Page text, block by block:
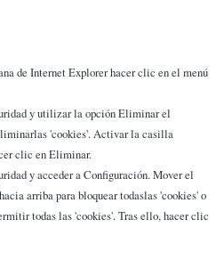
de Internet Explorer hacer clic en el menú
y utilizar la opción Eliminar el
'cookies'. Activar la casilla
clic en Eliminar.
y acceder a Configuración. Mover el
arriba para bloquear todaslas 'cookies' o
todas las 'cookies'. Tras ello, hacer clic